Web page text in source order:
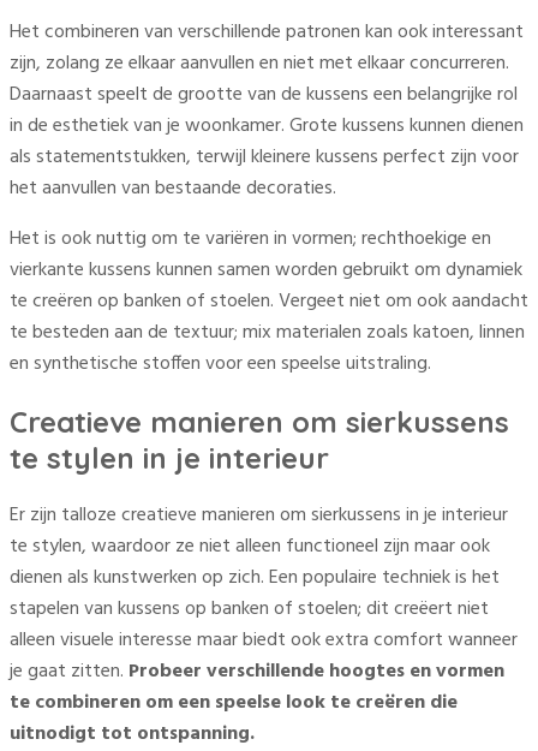
Het combineren van verschillende patronen kan ook interessant
zijn, zolang ze elkaar aanvullen en niet met elkaar concurreren.
Daarnaast speelt de grootte van de kussens een belangrijke rol
in de esthetiek van je woonkamer. Grote kussens kunnen dienen
als statementstukken, terwijl kleinere kussens perfect zijn voor
het aanvullen van bestaande decoraties.
Het is ook nuttig om te variëren in vormen; rechthoekige en
vierkante kussens kunnen samen worden gebruikt om dynamiek
te creëren op banken of stoelen. Vergeet niet om ook aandacht
te besteden aan de textuur; mix materialen zoals katoen, linnen
en synthetische stoffen voor een speelse uitstraling.
Creatieve manieren om sierkussens
te stylen in je interieur
Er zijn talloze creatieve manieren om sierkussens in je interieur
te stylen, waardoor ze niet alleen functioneel zijn maar ook
dienen als kunstwerken op zich. Een populaire techniek is het
stapelen van kussens op banken of stoelen; dit creëert niet
alleen visuele interesse maar biedt ook extra comfort wanneer
je gaat zitten. Probeer verschillende hoogtes en vormen
te combineren om een speelse look te creëren die
uitnodigt tot ontspanning.